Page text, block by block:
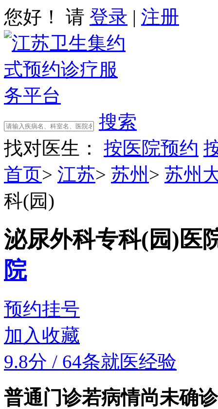
您好！ 请 登录 | 注册
搜索
找对医生：
按医院预约
首页> 江苏> 苏州 > 苏州
科(园)
泌尿外科专科(园)医
院
预约挂号
加入收藏
9.8分 / 64条就医经验
普通门诊若病情尚未确